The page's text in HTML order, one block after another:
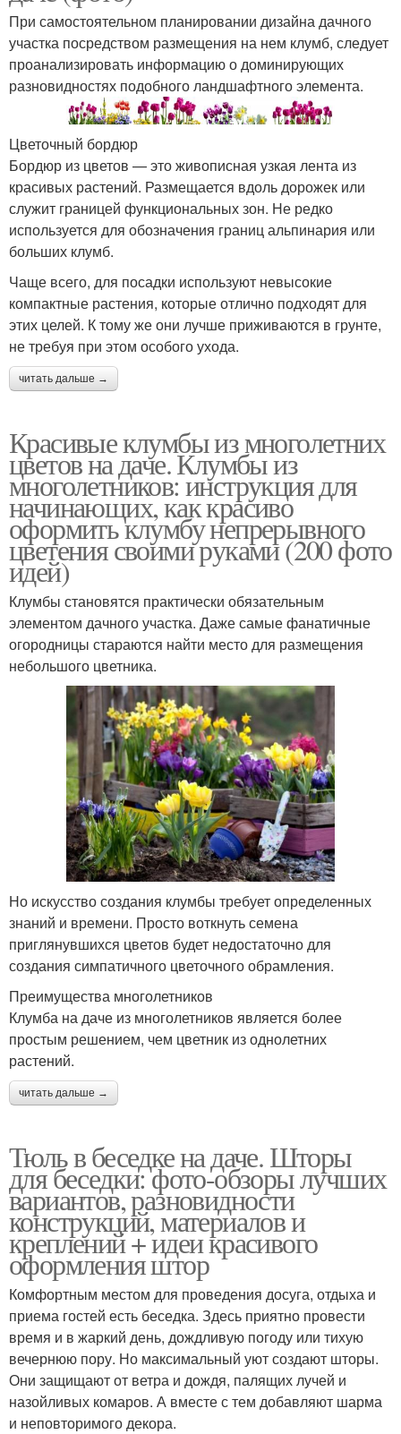
При самостоятельном планировании дизайна дачного
участка посредством размещения на нем клумб, следует
проанализировать информацию о доминирующих
разновидностях подобного ландшафтного элемента.
Цветочный бордюр
Бордюр из цветов — это живописная узкая лента из
красивых растений. Размещается вдоль дорожек или
служит границей функциональных зон. Не редко
используется для обозначения границ альпинария или
больших клумб.
Чаще всего, для посадки используют невысокие
компактные растения, которые отлично подходят для
этих целей. К тому же они лучше приживаются в грунте,
не требуя при этом особого ухода.
читать дальше →
Красивые клумбы из многолетних
цветов на даче. Клумбы из
многолетников: инструкция для
начинающих, как красиво
оформить клумбу непрерывного
цветения своими руками (200 фото
идей)
Клумбы становятся практически обязательным
элементом дачного участка. Даже самые фанатичные
огородницы стараются найти место для размещения
небольшого цветника.
Но искусство создания клумбы требует определенных
знаний и времени. Просто воткнуть семена
приглянувшихся цветов будет недостаточно для
создания симпатичного цветочного обрамления.
Преимущества многолетников
Клумба на даче из многолетников является более
простым решением, чем цветник из однолетних
растений.
читать дальше →
Тюль в беседке на даче. Шторы
для беседки: фото-обзоры лучших
вариантов, разновидности
конструкций, материалов и
креплений + идеи красивого
оформления штор
Комфортным местом для проведения досуга, отдыха и
приема гостей есть беседка. Здесь приятно провести
время и в жаркий день, дождливую погоду или тихую
вечернюю пору. Но максимальный уют создают шторы.
Они защищают от ветра и дождя, палящих лучей и
назойливых комаров. А вместе с тем добавляют шарма
и неповторимого декора.